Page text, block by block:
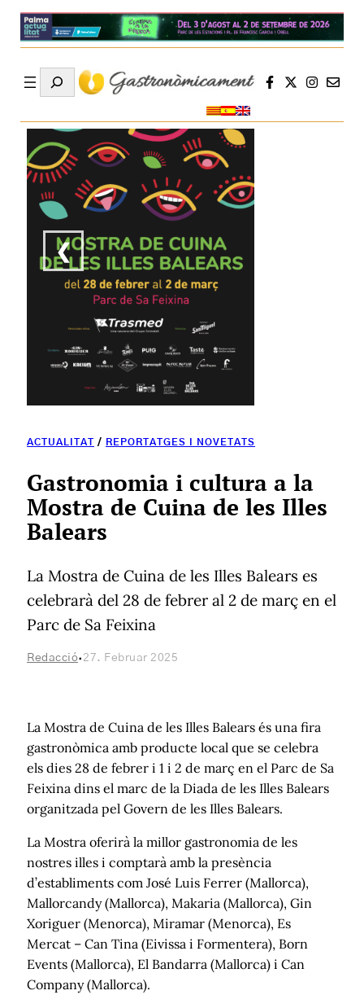
Search
❮
ACTUALITAT / REPORTATGES I NOVETATS
Gastronomia i cultura a la
Mostra de Cuina de les Illes
Balears
La Mostra de Cuina de les Illes Balears es
celebrarà del 28 de febrer al 2 de març en el
Parc de Sa Feixina
Redacció· 27. Februar 2025
La Mostra de Cuina de les Illes Balears és una fira
gastronòmica amb producte local que se celebra
els dies 28 de febrer i 1 i 2 de març en el Parc de Sa
Feixina dins el marc de la Diada de les Illes Balears
organitzada pel Govern de les Illes Balears.
La Mostra oferirà la millor gastronomia de les
nostres illes i comptarà amb la presència
d’establiments com José Luis Ferrer (Mallorca),
Mallorcandy (Mallorca), Makaria (Mallorca), Gin
Xoriguer (Menorca), Miramar (Menorca), Es
Mercat – Can Tina (Eivissa i Formentera), Born
Events (Mallorca), El Bandarra (Mallorca) i Can
Company (Mallorca).